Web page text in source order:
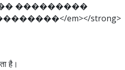
� ���������
�������</em></strong>
है।